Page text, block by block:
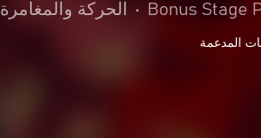
Bonus Stage
• الحركة والمغامرة